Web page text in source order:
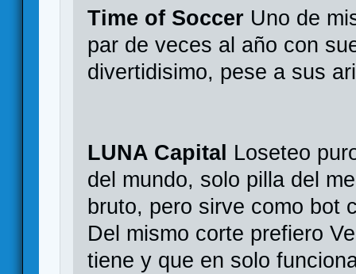
Time of Soccer Uno de
par de veces al año con
divertidisimo, pese a sus
LUNA Capital Loseteo
del mundo, solo pilla del
bruto, pero sirve como bot
Del mismo corte prefiero
tiene y que en solo